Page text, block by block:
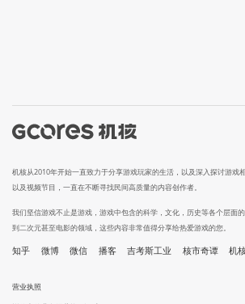
机核从2010年开始一直致力于分享游戏玩家的生活，以及深入探讨游戏
以及视频节目，一直在不断寻找民间高质量的内容创作者。
我们坚信游戏不止是游戏，游戏中包含的科学，文化，历史等各个层面
到二次元甚至电影的领域，这些内容非常值得分享给热爱游戏的您。
知乎 微博 微信 播客 吉考斯工业 核市奇谭 机
营业执照